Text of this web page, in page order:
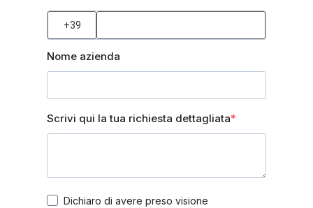
Nome azienda
Scrivi qui la tua richiesta dettagliata
Dichiaro di avere preso visione